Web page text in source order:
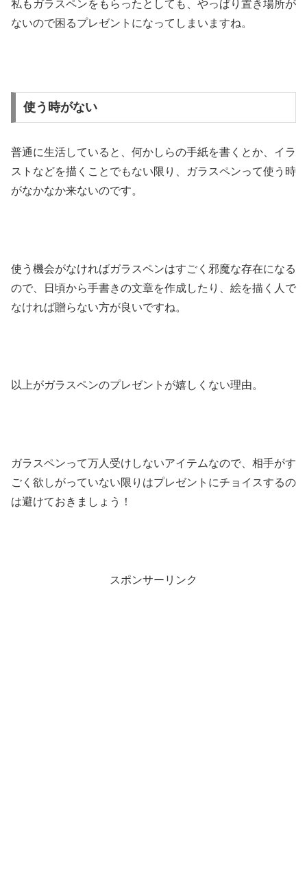
私もガラスペンをもらったとしても、やっぱり置き場所が
ないので困るプレゼントになってしまいますね。
使う時がない
普通に生活していると、何かしらの手紙を書くとか、イラ
ストなどを描くことでもない限り、ガラスペンって使う時
がなかなか来ないのです。
使う機会がなければガラスペンはすごく邪魔な存在になる
ので、日頃から手書きの文章を作成したり、絵を描く人で
なければ贈らない方が良いですね。
以上がガラスペンのプレゼントが嬉しくない理由。
ガラスペンって万人受けしないアイテムなので、相手がす
ごく欲しがっていない限りはプレゼントにチョイスするの
は避けておきましょう！
スポンサーリンク